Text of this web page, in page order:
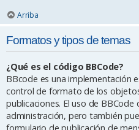
Arriba
Formatos y tipos de temas
¿Qué es el código BBCode?
BBcode es una implementación
control de formato de los
publicaciones. El uso de
administración, pero también
formulario de publicación de